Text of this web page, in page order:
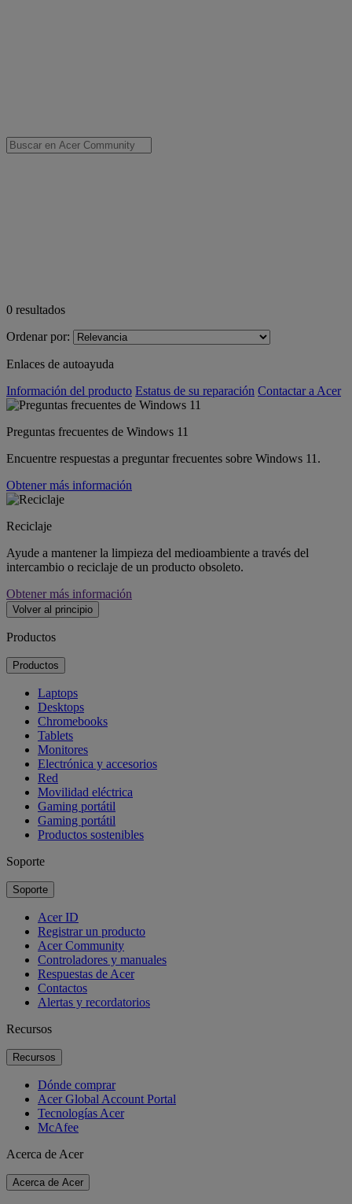
0 resultados
Ordenar por:
Enlaces de autoayuda
Información del producto Estatus de su reparación Contactar a Acer
Preguntas frecuentes de Windows 11
Encuentre respuestas a preguntar frecuentes sobre Windows 11.
Obtener más información
Reciclaje
Ayude a mantener la limpieza del medioambiente a través del
intercambio o reciclaje de un producto obsoleto.
Obtener más información
Volver al principio
Productos
Productos
Laptops
Desktops
Chromebooks
Tablets
Monitores
Electrónica y accesorios
Red
Movilidad eléctrica
Gaming portátil
Gaming portátil
Productos sostenibles
Soporte
Soporte
Acer ID
Registrar un producto
Acer Community
Controladores y manuales
Respuestas de Acer
Contactos
Alertas y recordatorios
Recursos
Recursos
Dónde comprar
Acer Global Account Portal
Tecnologías Acer
McAfee
Acerca de Acer
Acerca de Acer